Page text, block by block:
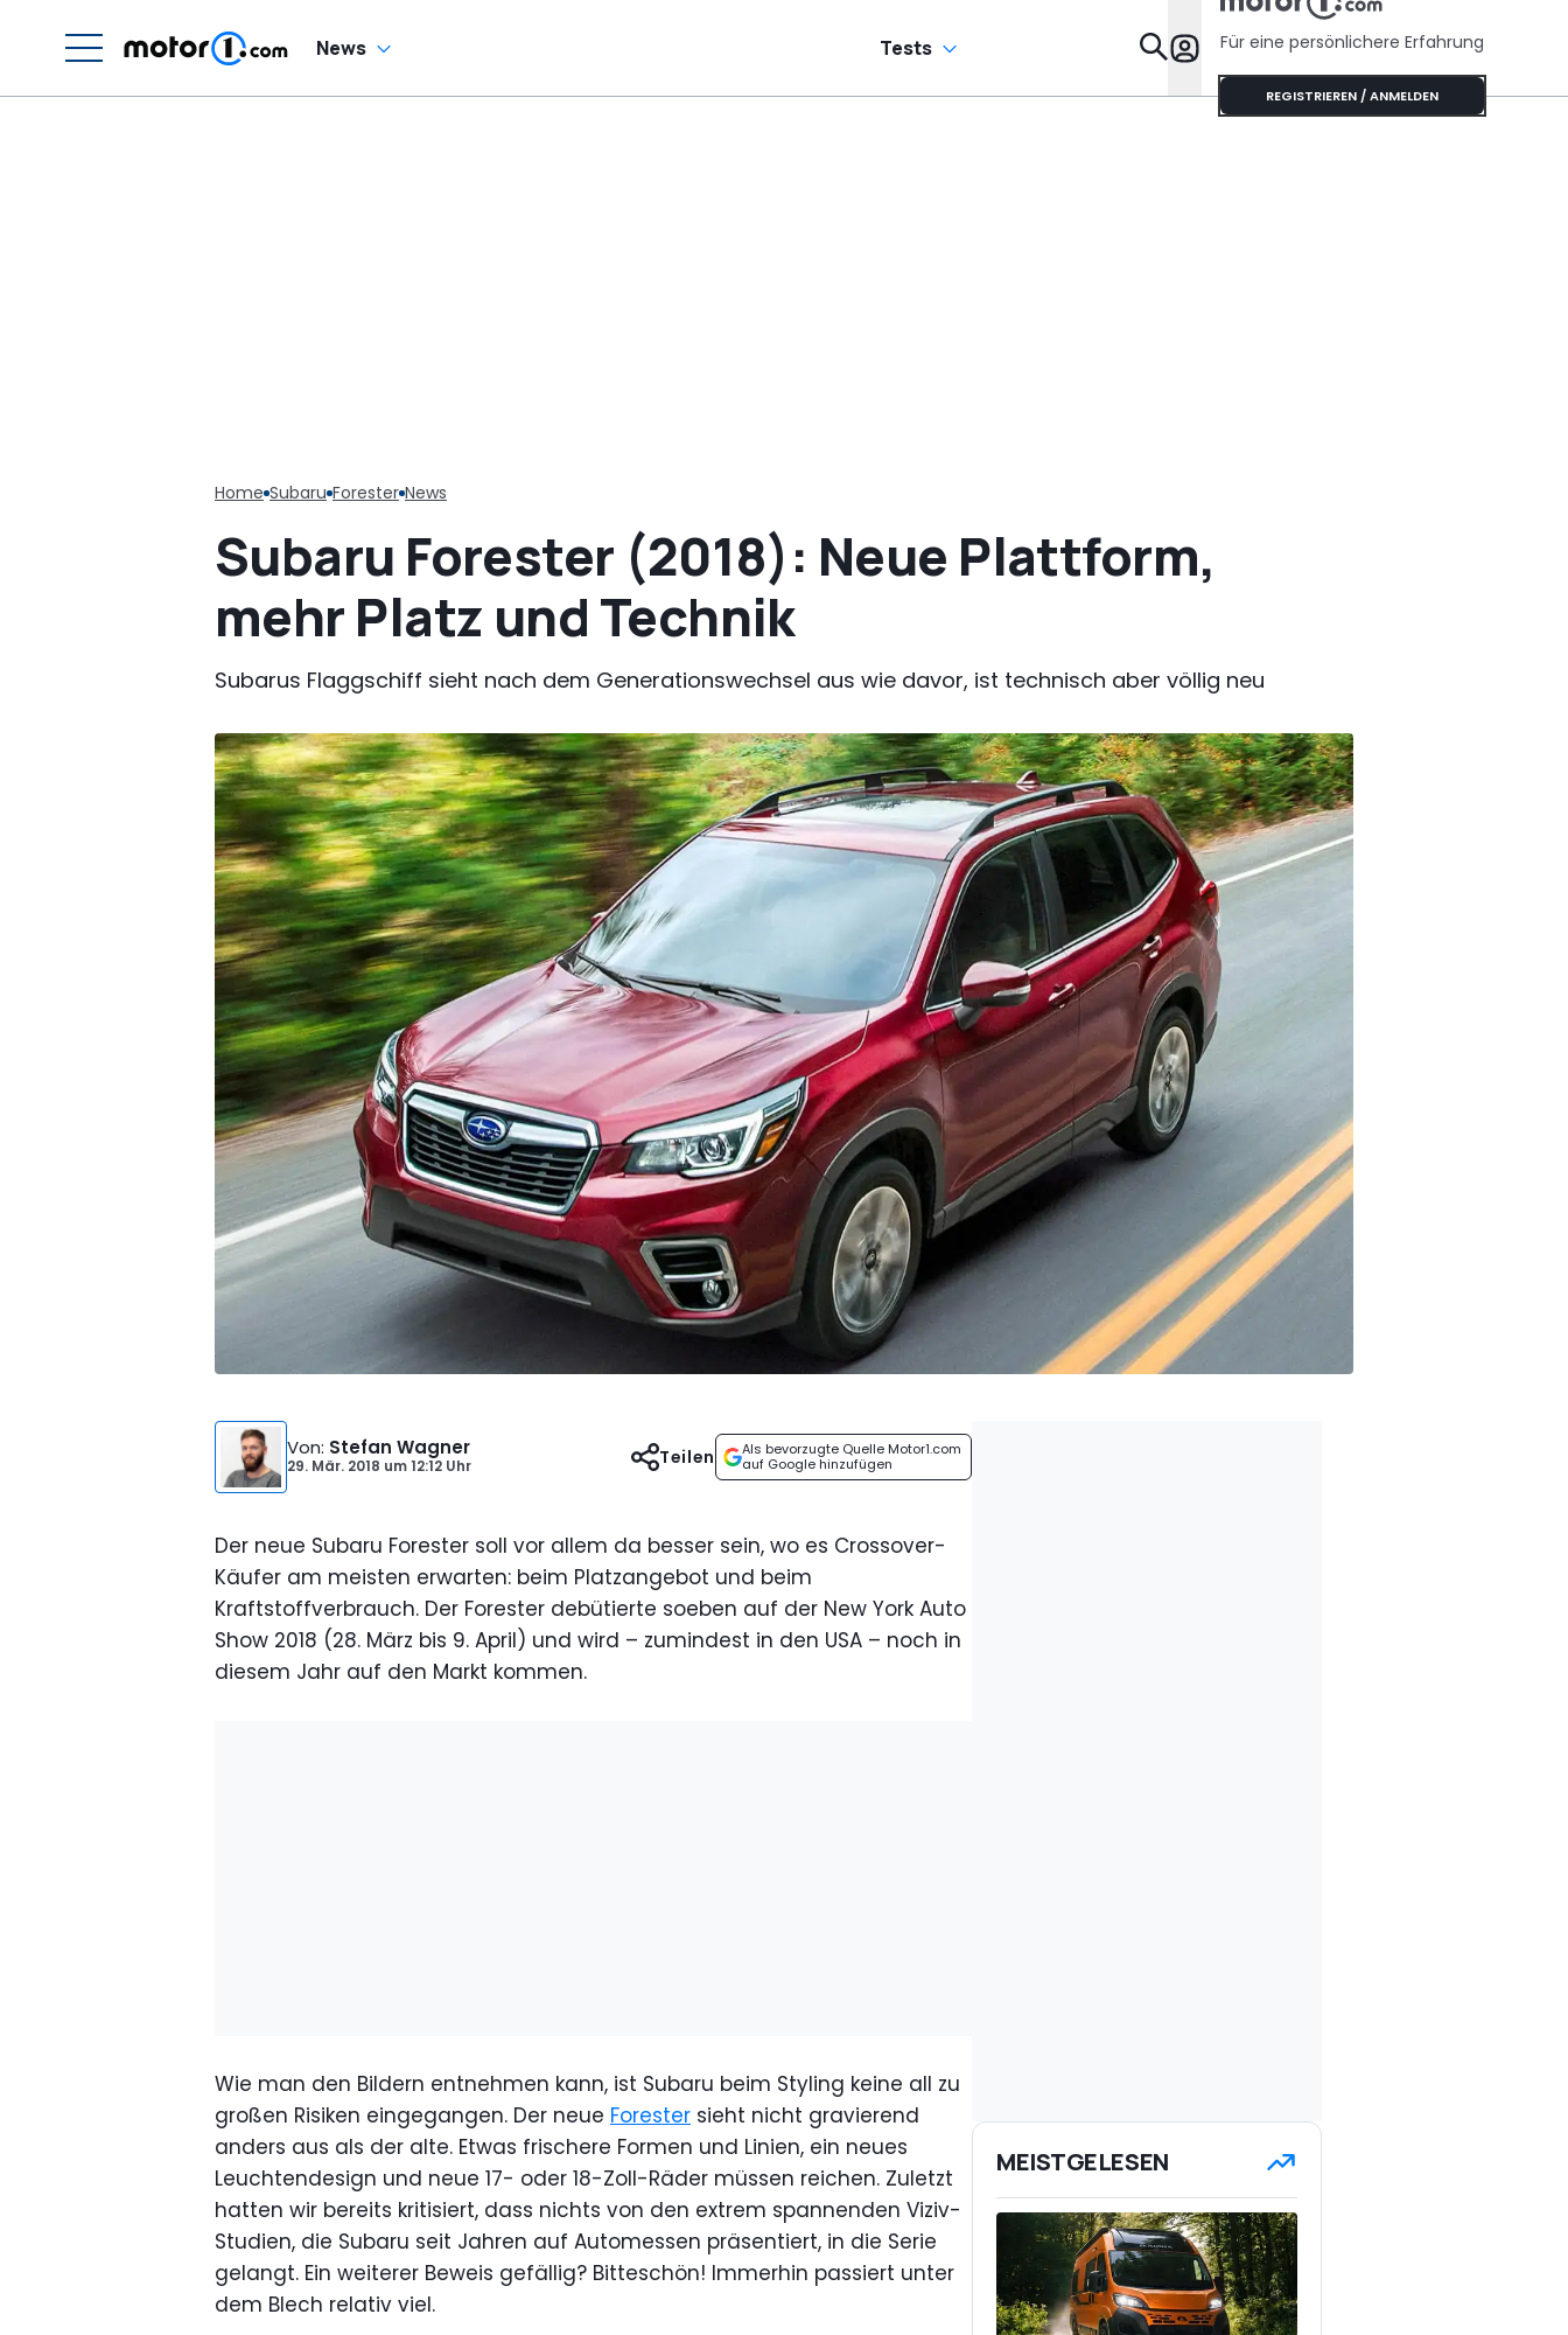
News Tests Specials
Für eine persönlichere Erfahrung
REGISTRIEREN / ANMELDEN
Home Subaru Forester News
Subaru Forester (2018): Neue Plattform,
mehr Platz und Technik
Subarus Flaggschiff sieht nach dem Generationswechsel aus wie davor, ist technisch aber völlig neu
Von: Stefan Wagner
29. Mär. 2018 um12:12 Uhr
Als bevorzugte Quelle Motor1.com
auf Google hinzufügen
Teilen
Der neue Subaru Forester soll vor allem da besser sein, wo es Crossover-
Käufer am meisten erwarten: beim Platzangebot und beim
Kraftstoffverbrauch. Der Forester debütierte soeben auf der New York Auto
Show 2018 (28. März bis 9. April) und wird – zumindest in den USA – noch in
diesem Jahr auf den Markt kommen.
Wie man den Bildern entnehmen kann, ist Subaru beim Styling keine all zu
großen Risiken eingegangen. Der neue Forester sieht nicht gravierend
anders aus als der alte. Etwas frischere Formen und Linien, ein neues
Leuchtendesign und neue 17- oder 18-Zoll-Räder müssen reichen. Zuletzt
hatten wir bereits kritisiert, dass nichts von den extrem spannenden Viziv-
Studien, die Subaru seit Jahren auf Automessen präsentiert, in die Serie
gelangt. Ein weiterer Beweis gefällig? Bitteschön! Immerhin passiert unter
dem Blech relativ viel.
MEISTGELESEN